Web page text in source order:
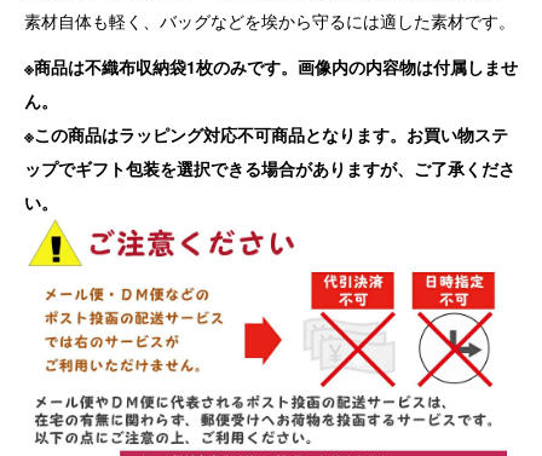
素材自体も軽く、バッグなどを埃から守るには適した素材です。
※商品は不織布収納袋1枚のみです。画像内の内容物は付属しませ
ん。
※この商品はラッピング対応不可商品となります。お買い物ステ
ップでギフト包装を選択できる場合がありますが、ご了承くださ
い。